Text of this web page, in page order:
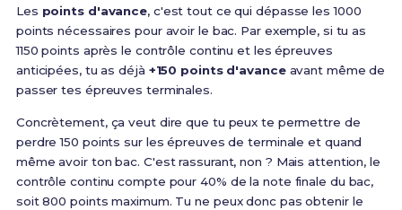
Les points d'avance, c'est tout ce qui dépasse les 1000
points nécessaires pour avoir le bac. Par exemple, si tu as
1150 points après le contrôle continu et les épreuves
anticipées, tu as déjà +150 points d'avanceavant même de
passer tes épreuves terminales.
Concrètement, ça veut dire que tu peux te permettre de
perdre 150 points sur les épreuves de terminale et quand
même avoir ton bac. C'est rassurant, non ? Mais attention,le
contrôle continu compte pour 40% de la note finale du bac,
soit 800 points maximum. Tu ne peux donc pas obtenir le